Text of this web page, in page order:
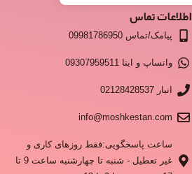
اطلاعات تماس
پیامک/تماس 09981786950
واتساپ و ایتا 09307959511
انبار 02128428537
info@moshkestan.com
ساعت پاسخگویی:فقط روزهای کاری و
غیر تعطیل - شنبه تا چهارشنبه ساعت 9 تا